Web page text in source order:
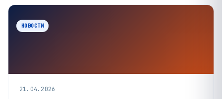
НОВОСТИ
21.04.2026